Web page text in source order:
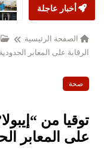
أخبار عاجلة
الصفحة الرئيسية
الرقابة على المعابر الحدودية
صحة
توقيا من
على المعابر